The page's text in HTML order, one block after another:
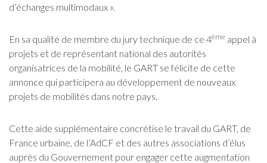
d’échanges multimodaux ».
En sa qualité de membre du jury technique de ce 4ème appel à
projets et de représentant national des autorités
organisatrices de la mobilité, le GART se félicite de cette
annonce qui participera au développement de nouveaux
projets de mobilités dans notre pays.
Cette aide supplémentaire concrétise le travail du GART, de
France urbaine, de l’AdCF et des autres associations d’élus
auprès du Gouvernement pour engager cette augmentation